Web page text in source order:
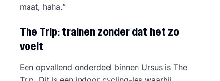
maat, haha.”
The Trip: trainen zonder dat het zo
voelt
Een opvallend onderdeel binnen Ursus is The